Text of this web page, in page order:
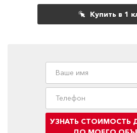
Купить в 1
УЗНАТЬ СТОИМОСТЬ